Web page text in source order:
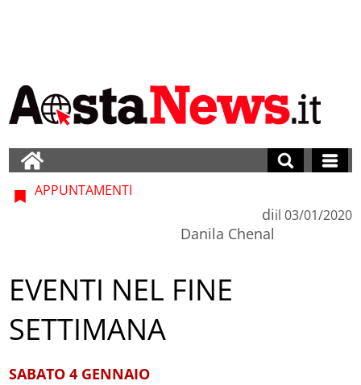
APPUNTAMENTI
di
Danila Chenal
il 03/01/2020
EVENTI NEL FINE
SETTIMANA
SABATO 4 GENNAIO